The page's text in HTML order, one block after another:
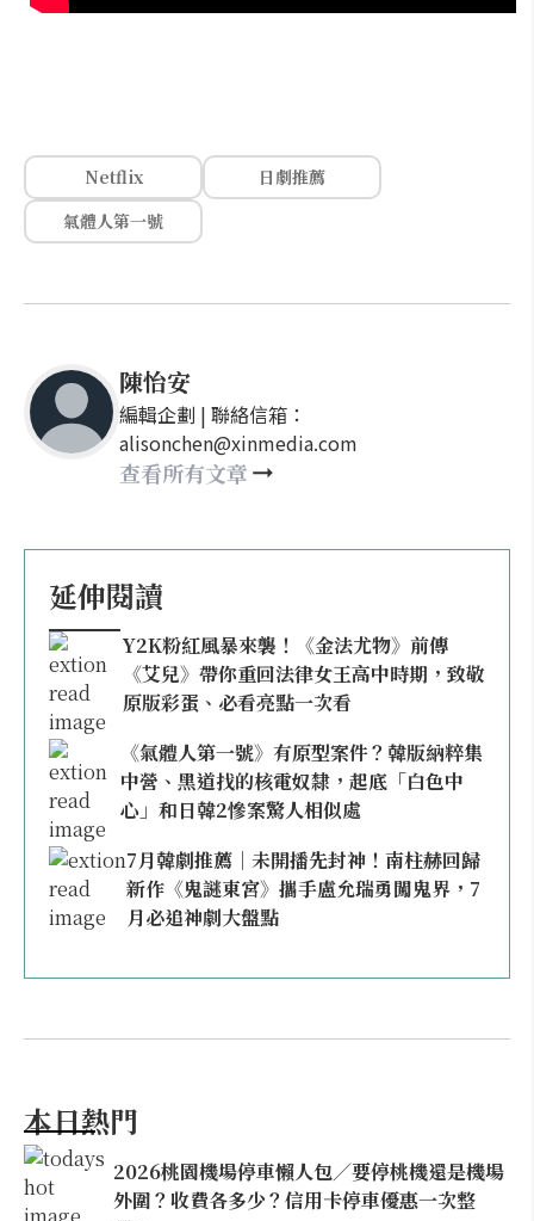
Netflix
日劇推薦
氣體人第一號
陳怡安
編輯企劃 | 聯絡信箱：
alisonchen@xinmedia.com
查看所有文章
延伸閱讀
Y2K粉紅風暴來襲！《金法尤物》前傳
《艾兒》帶你重回法律女王高中時期，致敬
原版彩蛋、必看亮點一次看
《氣體人第一號》有原型案件？韓版納粹集
中營、黑道找的核電奴隸，起底「白色中
心」和日韓2慘案驚人相似處
7月韓劇推薦｜未開播先封神！南柱赫回歸
新作《鬼謎東宮》攜手盧允瑞勇闖鬼界，7
月必追神劇大盤點
本日熱門
2026桃園機場停車懶人包／要停桃機還是機場
外圍？收費各多少？信用卡停車優惠一次整